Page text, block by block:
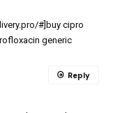
#]buy cipro
generic
Reply